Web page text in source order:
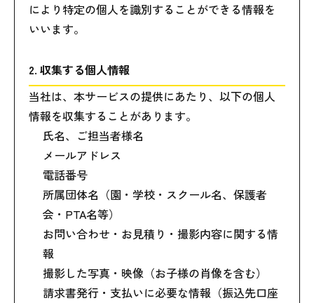
により特定の個人を識別することができる情報を
いいます。
2. 収集する個人情報
当社は、本サービスの提供にあたり、以下の個人
情報を収集することがあります。
氏名、ご担当者様名
メールアドレス
電話番号
所属団体名（園・学校・スクール名、保護者
会・PTA名等）
お問い合わせ・お見積り・撮影内容に関する情
報
撮影した写真・映像（お子様の肖像を含む）
請求書発行・支払いに必要な情報（振込先口座